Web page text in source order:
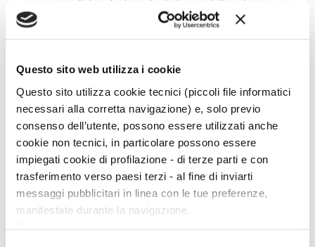
Questo sito web utilizza i cookie
Questo sito utilizza cookie tecnici (piccoli file informatici
necessari alla corretta navigazione) e, solo previo
consenso dell’utente, possono essere utilizzati anche
cookie non tecnici, in particolare possono essere
impiegati cookie di profilazione - di terze parti e con
trasferimento verso paesi terzi - al fine di inviarti
messaggi pubblicitari in linea con le tue preferenze,
manifestate durante la navigazione.
inseguivano l’idea che la meta strategica delle imbarcazioni
faraoniche dirette verso la Terra di Punt fosse proprio
Continua a leggere sulla rivista